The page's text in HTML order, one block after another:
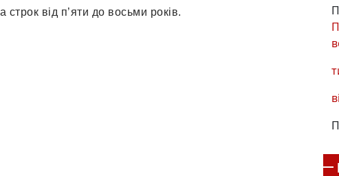
строк від п’яти до восьми років.